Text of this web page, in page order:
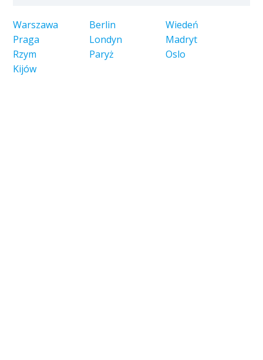
Warszawa Berlin
Wiedeń
Praga
Londyn
Madryt
Rzym
Paryż
Oslo
Kijów